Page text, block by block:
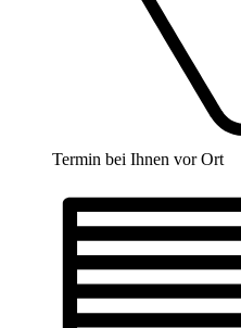
Termin bei Ihnen vor Ort